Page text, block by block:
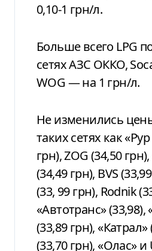
0,10-1 грн/л.
Больше всего LPG
сетях АЗС ОККО,
WOG — на 1 грн/л.
Не изменились
таких сетях как
грн), ZOG (34,50
(34,49 грн), BVS
(33, 99 грн), Rodnik
«Автотранс» (33,98),
(33,89 грн), «Катрал»
(33,70 грн), «Олас» и